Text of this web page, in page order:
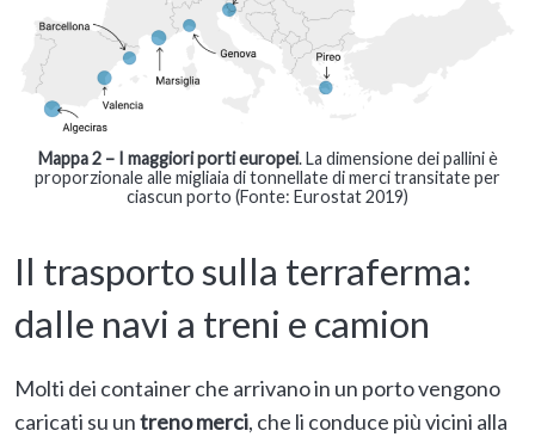
Mappa 2 – I maggiori porti europei. La dimensione dei pallini è
proporzionale alle migliaia di tonnellate di merci transitate per
ciascun porto (Fonte: Eurostat 2019)
Il trasporto sulla terraferma:
dalle navi a treni e camion
Molti dei container che arrivano in un porto vengono
caricati su untreno merci, che li conduce più vicini alla